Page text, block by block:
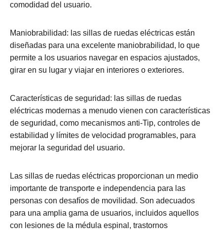
comodidad del usuario.
Maniobrabilidad: las sillas de ruedas eléctricas están
diseñadas para una excelente maniobrabilidad, lo que
permite a los usuarios navegar en espacios ajustados,
girar en su lugar y viajar en interiores o exteriores.
Características de seguridad: las sillas de ruedas
eléctricas modernas a menudo vienen con características
de seguridad, como mecanismos anti-Tip, controles de
estabilidad y límites de velocidad programables, para
mejorar la seguridad del usuario.
Las sillas de ruedas eléctricas proporcionan un medio
importante de transporte e independencia para las
personas con desafíos de movilidad. Son adecuados
para una amplia gama de usuarios, incluidos aquellos
con lesiones de la médula espinal, trastornos